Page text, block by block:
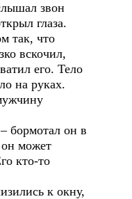
звон
глаза.
так, что
вскочил,
его. Тело
на руках.
бормотал он в
может
кто-то
к окну,